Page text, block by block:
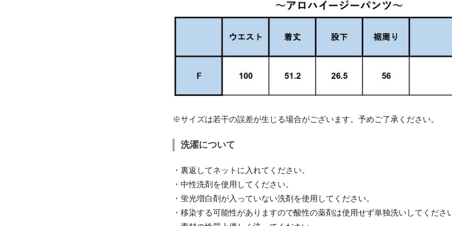
※サイズは若干の誤差が生じる場合がございます。予めご了承ください。
洗濯について
・裏返してネットに入れてください。
・中性洗剤を使用してください。
・蛍光増白剤が入っていない洗剤を使用してください。
・移染する可能性がありますので酸性の薬剤は使用せず単独洗いしてくださ